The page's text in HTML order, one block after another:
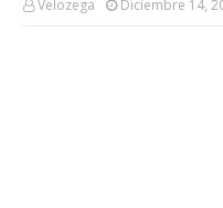
Velozega Diciembre 14,